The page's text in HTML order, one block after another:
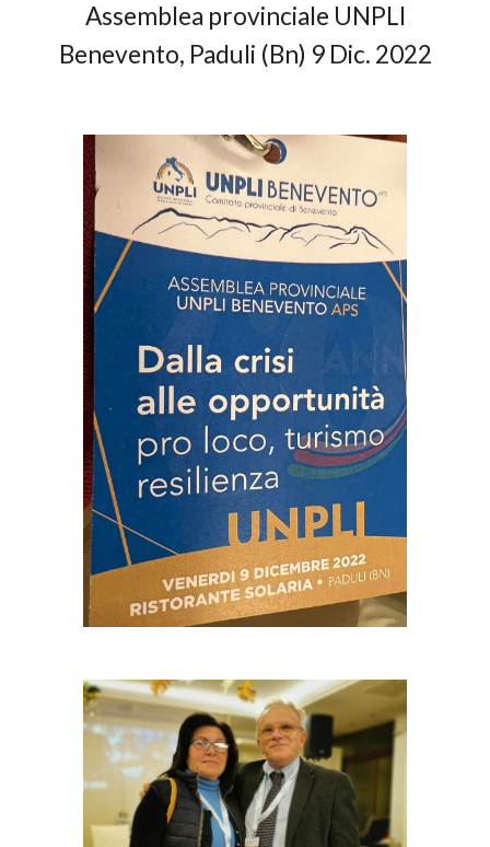
Assemblea provinciale UNPLI
Benevento, Paduli (Bn) 9 Dic. 2022